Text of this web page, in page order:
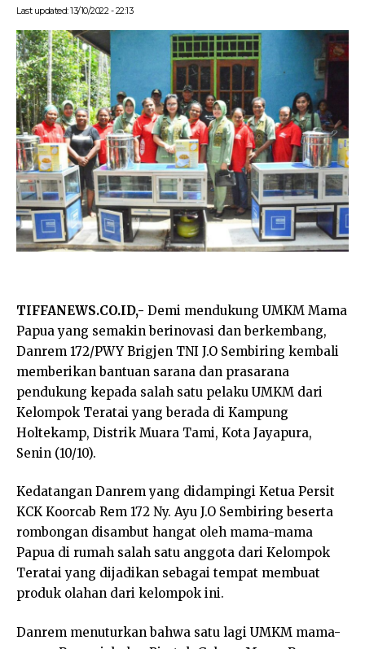
Last updated: 13/10/2022 - 22:13
TIFFANEWS.CO.ID,- Demi mendukung UMKM Mama
Papua yang semakin berinovasi dan berkembang,
Danrem 172/PWY Brigjen TNI J.O Sembiring kembali
memberikan bantuan sarana dan prasarana
pendukung kepada salah satu pelaku UMKM dari
Kelompok Teratai yang berada di Kampung
Holtekamp, Distrik Muara Tami, Kota Jayapura,
Senin (10/10).
Kedatangan Danrem yang didampingi Ketua Persit
KCK Koorcab Rem 172 Ny. Ayu J.O Sembiring beserta
rombongan disambut hangat oleh mama-mama
Papua di rumah salah satu anggota dari Kelompok
Teratai yang dijadikan sebagai tempat membuat
produk olahan dari kelompok ini.
Danrem menuturkan bahwa satu lagi UMKM mama-